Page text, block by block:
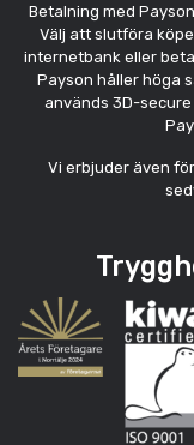
Betalning med
Välj att slutföra
internetbank eller
Payson håller höga
används 3D-
Vi erbjuder även